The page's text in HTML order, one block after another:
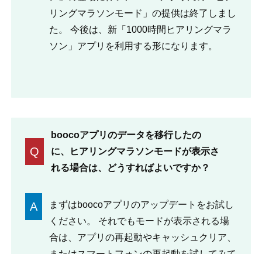
リングマラソンモード」の提供は終了しまし
た。 今後は、新「1000時間ヒアリングマラ
ソン」アプリを利用する形になります。
Q
boocoアプリのデータを移行したの
に、ヒアリングマラソンモードが表示さ
れる場合は、どうすればよいですか？
A
まずはboocoアプリのアップデートをお試し
ください。 それでもモードが表示される場
合は、アプリの再起動やキャッシュクリア、